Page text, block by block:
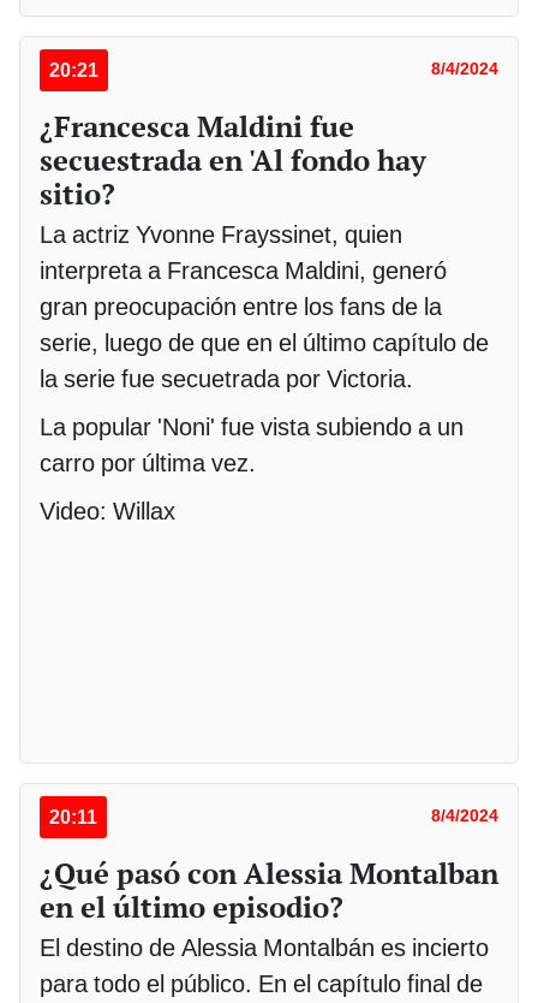
20:21 8/4/2024
¿Francesca Maldini fue
secuestrada en 'Al fondo hay
sitio?
La actriz Yvonne Frayssinet, quien
interpreta a Francesca Maldini, generó
gran preocupación entre los fans de la
serie, luego de que en el último capítulo de
la serie fue secuetrada por Victoria.
La popular 'Noni' fue vista subiendo a un
carro por última vez.
Video: Willax
20:11 8/4/2024
¿Qué pasó con Alessia Montalban
en el último episodio?
El destino de Alessia Montalbán es incierto
para todo el público. En el capítulo final de